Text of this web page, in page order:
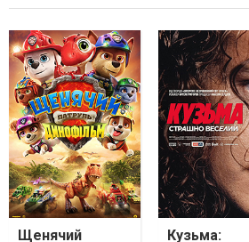
Щенячий
Кузьма: